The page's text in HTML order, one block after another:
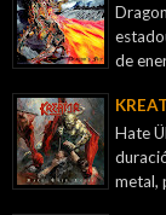
de
Hate
metal,